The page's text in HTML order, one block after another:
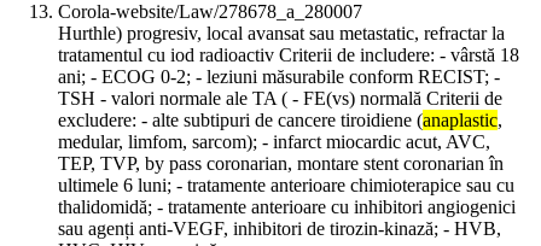
Corola-website/Law/278678_a_280007
Hurthle) progresiv, local avansat sau metastatic, refractar la
tratamentul cu iod radioactiv Criterii de includere: - vârstă 18
ani; - ECOG 0-2; - leziuni măsurabile conform RECIST; -
TSH - valori normale ale TA ( - FE(vs) normală Criterii de
excludere: - alte subtipuri de cancere tiroidiene (anaplastic,
medular, limfom, sarcom); - infarct miocardic acut, AVC,
TEP, TVP, by pass coronarian, montare stent coronarian în
ultimele 6 luni; - tratamente anterioare chimioterapice sau cu
thalidomidă; - tratamente anterioare cu inhibitori angiogenici
sau agenți anti-VEGF, inhibitori de tirozin-kinază; - HVB,